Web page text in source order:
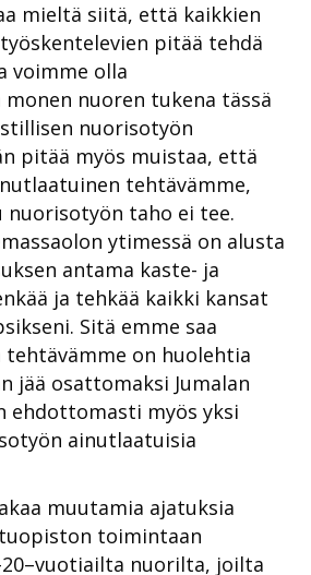
mieltä siitä, että kaikkien
pitää tehdä
voimme olla
nuoren tukena tässä
nuorisotyön
pitää myös muistaa, että
tehtävämme,
nuorisotyön taho ei tee.
ytimessä on alusta
antama kaste- ja
ja tehkää kaikki kansat
Sitä emme saa
tehtävämme on huolehtia
jää osattomaksi Jumalan
ehdottomasti myös yksi
ainutlaatuisia
muutamia ajatuksia
toimintaan
nuorilta, joilta